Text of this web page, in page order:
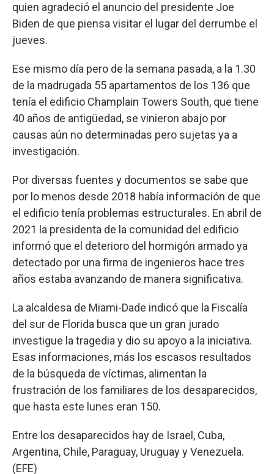
quien agradeció el anuncio del presidente Joe
Biden de que piensa visitar el lugar del derrumbe el
jueves.
Ese mismo día pero de la semana pasada, a la 1.30
de la madrugada 55 apartamentos de los 136 que
tenía el edificio Champlain Towers South, que tiene
40 años de antigüedad, se vinieron abajo por
causas aún no determinadas pero sujetas ya a
investigación.
Por diversas fuentes y documentos se sabe que
por lo menos desde 2018 había información de que
el edificio tenía problemas estructurales. En abril de
2021 la presidenta de la comunidad del edificio
informó que el deterioro del hormigón armado ya
detectado por una firma de ingenieros hace tres
años estaba avanzando de manera significativa.
La alcaldesa de Miami-Dade indicó que la Fiscalía
del sur de Florida busca que un gran jurado
investigue la tragedia y dio su apoyo a la iniciativa.
Esas informaciones, más los escasos resultados
de la búsqueda de víctimas, alimentan la
frustración de los familiares de los desaparecidos,
que hasta este lunes eran 150.
Entre los desaparecidos hay de Israel, Cuba,
Argentina, Chile, Paraguay, Uruguay y Venezuela.
(EFE)